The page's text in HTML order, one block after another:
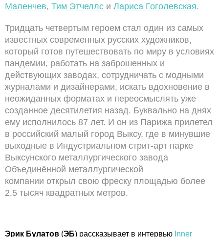
Маленчев, Тим Этчеллс и Лариса Гоголевская.
Тридцать четвертым героем стал один из самых
известных современных русских художников,
который готов путешествовать по миру в условиях
пандемии, работать на заброшенных и
действующих заводах, сотрудничать с модными
журналами и дизайнерами, искать вдохновение в
неожиданных форматах и переосмыслять уже
созданное десятилетия назад. Буквально на днях
ему исполнилось 87 лет. И он из Парижа прилетел
в российский малый город Выксу, где в минувшие
выходные в Индустриальном стрит-арт парке
Выксунского металлургического завода
Объединённой металлургической
компании открыл свою фреску площадью более
2,5 тысяч квадратных метров.
Эрик Булатов (ЭБ) рассказывает в интервью Inner